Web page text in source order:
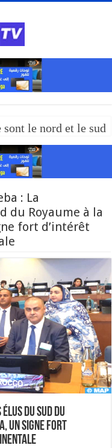
le nord et le
: La
du Royaume à la
fort d’intérêt
du Sud du
un signe fort